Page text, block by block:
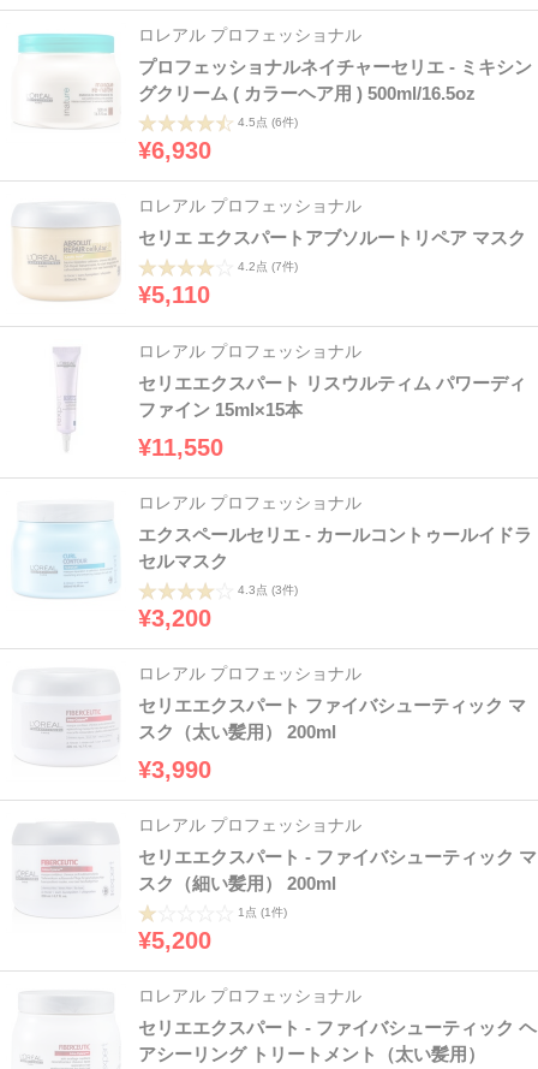
ロレアル プロフェッショナル
プロフェッショナルネイチャーセリエ - ミキシン
グクリーム ( カラーヘア用 ) 500ml/16.5oz
4.5点 (6件)
¥6,930
ロレアル プロフェッショナル
セリエ エクスパートアブソルートリペア マスク
4.2点 (7件)
¥5,110
ロレアル プロフェッショナル
セリエエクスパート リスウルティム パワーディ
ファイン 15ml×15本
¥11,550
ロレアル プロフェッショナル
エクスペールセリエ - カールコントゥールイドラ
セルマスク
4.3点 (3件)
¥3,200
ロレアル プロフェッショナル
セリエエクスパート ファイバシューティック マ
スク（太い髪用） 200ml
¥3,990
ロレアル プロフェッショナル
セリエエクスパート - ファイバシューティック マ
スク（細い髪用） 200ml
1点 (1件)
¥5,200
ロレアル プロフェッショナル
セリエエクスパート - ファイバシューティック ヘ
アシーリング トリートメント（太い髪用）